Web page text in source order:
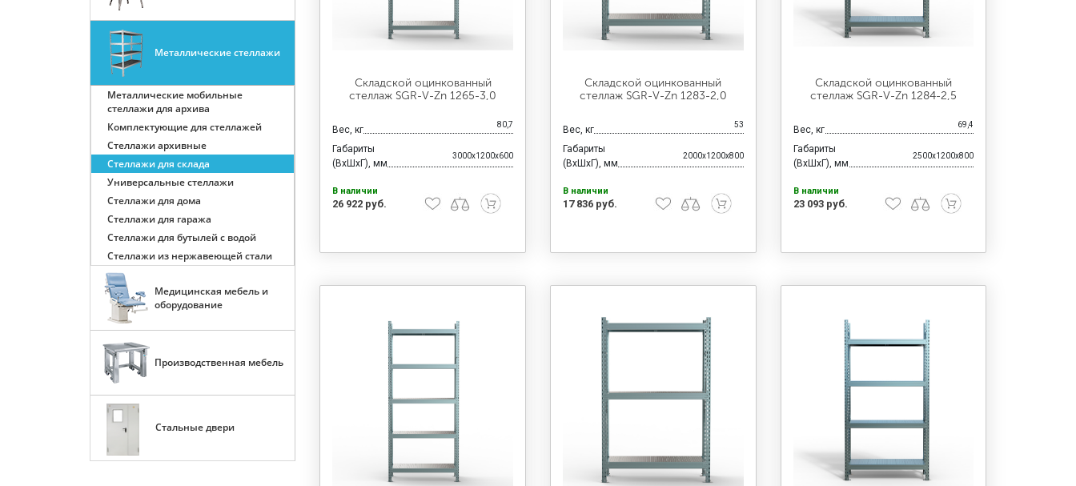
Металлические стеллажи
Металлические мобильные
стеллажи для архива
Комплектующие для стеллажей
Стеллажи архивные
Стеллажи для склада
Универсальные стеллажи
Стеллажи для дома
Стеллажи для гаража
Стеллажи для бутылей с водой
Стеллажи из нержавеющей стали
Медицинская мебель и
оборудование
Производственная мебель
Стальные двери
Складской оцинкованный
стеллаж SGR-V-Zn 1265-3,0
Вес, кг 80,7
Габариты
(ВхШхГ), мм
3000x1200x600
В наличии
26 922 руб.
Складской оцинкованный
стеллаж SGR-V-Zn 1283-2,0
Вес, кг 53
Габариты
(ВхШхГ), мм
2000x1200x800
В наличии
17 836 руб.
Складской оцинкованный
стеллаж SGR-V-Zn 1284-2,5
Вес, кг 69,4
Габариты
(ВхШхГ), мм
2500x1200x800
В наличии
23 093 руб.